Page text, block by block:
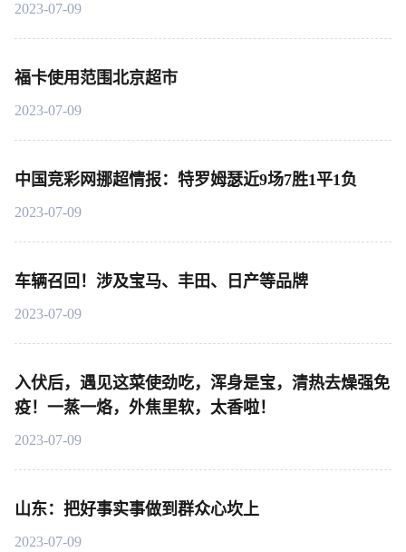
2023-07-09
福卡使用范围北京超市
2023-07-09
中国竞彩网挪超情报：特罗姆瑟近9场7胜1平1负
2023-07-09
车辆召回！涉及宝马、丰田、日产等品牌
2023-07-09
入伏后，遇见这菜使劲吃，浑身是宝，清热去燥强免
疫！一蒸一烙，外焦里软，太香啦！
2023-07-09
山东：把好事实事做到群众心坎上
2023-07-09